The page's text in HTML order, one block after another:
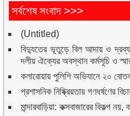
সর্বশেষ সংবাদ >>>
(Untitled)
বিদ্যুতের ভূতুড়ে বিল আদায় ও
দলীয় ঐক্যের অবস্থান কর্মসূচি ও
কলারোয়ায় পুলিশি অভিযানে ২০
প্রশাসনিক নিষ্ক্রিয়তায় গণধর্ষণের
মান্দারবাড়িয়া: কক্সবাজারের বিকল্প